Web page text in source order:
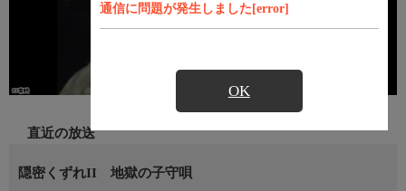
通信に問題が発生しました[error]
OK
直近の放送
隠密くずれII 地獄の子守唄